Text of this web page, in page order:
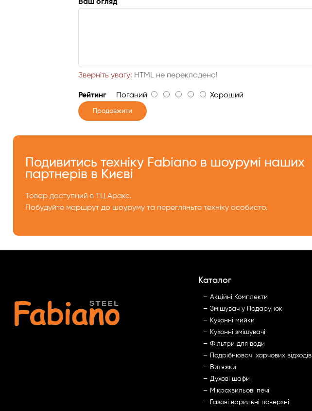
Ваш огляд
Зверніть увагу: HTML не перекладено!
Рейтинг Поганий Хороший
Продовжити
Подивитись техніку Fabiano в шоурумі наших
партнерів в Києві
Товар доступний в ТЦ Аракс.
Побудуйте маршрут до шоуруму та перегляньте техніку особисто.
Каталог
Акційні Комплекти
Змішувач у Подарунок
Кухонні мийки
Кухонні змішувачі
Фільтри для води
Подрібнювачі харчових відходів
Витяжки
Духові шафи
Мікрохвильові печі
Газові варильні поверхні